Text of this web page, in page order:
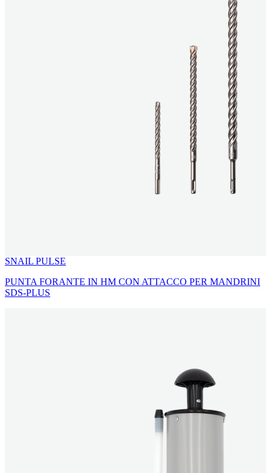
SNAIL PULSE
PUNTA FORANTE IN HM CON ATTACCO PER MANDRINI
SDS-PLUS